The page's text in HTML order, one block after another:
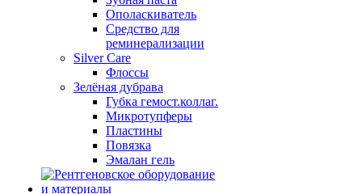
Ополаскиватель
Средство для
реминерализации
Silver Care
Флоссы
Зелёная дубрава
Губка гемост.коллаг.
Микротупферы
Пластины
Повязка
Эмалан гель